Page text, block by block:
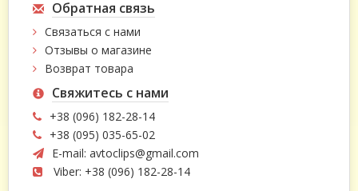
Обратная связь
Связаться с нами
Отзывы о магазине
Возврат товара
Свяжитесь с нами
+38 (096) 182-28-14
+38 (095) 035-65-02
E-mail: avtoclips@gmail.com
Viber: +38 (096) 182-28-14